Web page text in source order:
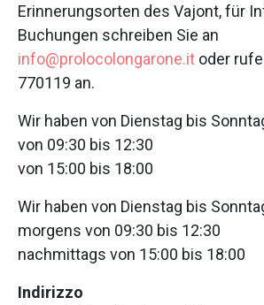
Erinnerungsorten des Vajont, für
Buchungen schreiben Sie an
info@prolocolongarone.it oder
770119 an.
Wir haben von Dienstag bis
von 09:30 bis 12:30
von 15:00 bis 18:00
Wir haben von Dienstag bis
morgens von 09:30 bis 12:30
nachmittags von 15:00 bis 18:00
Indirizzo